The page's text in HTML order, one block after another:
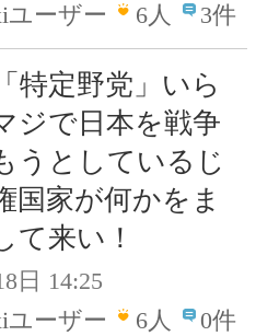
ユーザー
6人 3件
特定野党」いら
ジで日本を戦争
うとしているじ
国家が何かをま
て来い！
日 14:25
ユーザー
6人 0件